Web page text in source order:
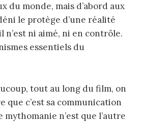
du monde, mais d’abord aux
le protège d’une réalité
n’est ni aimé, ni en contrôle.
essentiels du
tout au long du film, on
que c’est sa communication
mythomanie n’est que l’autre